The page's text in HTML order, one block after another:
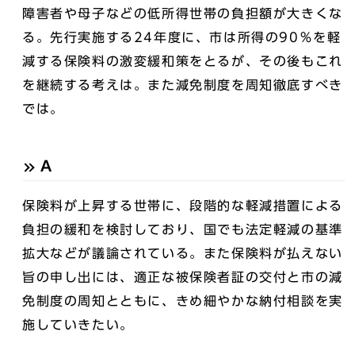
障害者や母子などの低所得世帯の負担額が大きくな
る。先行実施する24年度に、市は所得の90％を軽
減する保険料の激変緩和策をとるが、その後もこれ
を継続する考えは。また減免制度を周知徹底すべき
では。
A
保険料が上昇する世帯に、段階的な軽減措置による
負担の緩和を検討しており、国でも法定軽減の基準
拡大などが議論されている。また保険料が払えない
旨の申し出には、適正な被保険者証の交付と市の減
免制度の周知とともに、きめ細やかな納付相談を実
施していきたい。